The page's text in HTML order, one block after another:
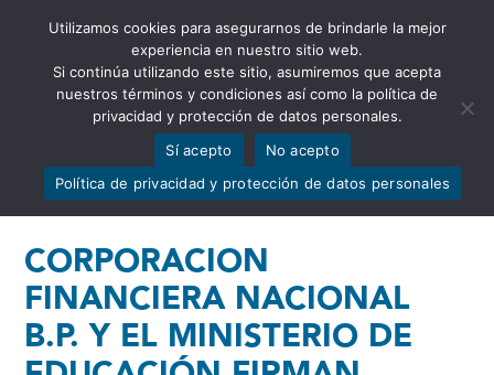
Abrir barra de herramientas
CORPORACION
FINANCIERA NACIONAL
B.P. Y EL MINISTERIO DE
Utilizamos cookies para asegurarnos de brindarle la mejor
experiencia en nuestro sitio web.
Si continúa utilizando este sitio, asumiremos que acepta
nuestros términos y condiciones así como la política de
privacidad y protección de datos personales.
Sí acepto
No acepto
Política de privacidad y protección de datos personales